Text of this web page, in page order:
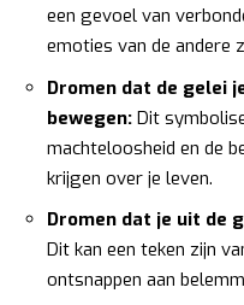
een gevoel van
emoties van de andere
Dromen dat de gelei
bewegen: Dit
machteloosheid en de
krijgen over je leven.
Dromen dat je uit de
Dit kan een teken zijn
ontsnappen aan